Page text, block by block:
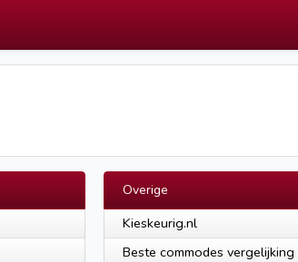
Overige
Kieskeurig.nl
Beste commodes vergelijking